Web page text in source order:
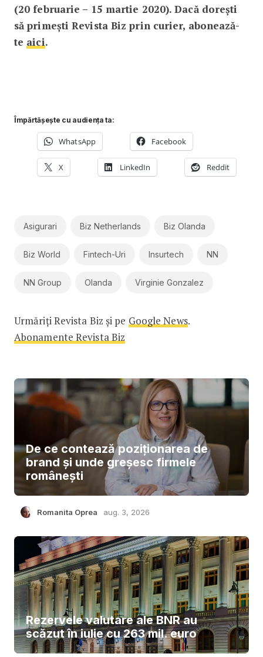
(20 februarie – 15 martie 2020). Dacă dorești
să primești Revista Biz prin curier, abonează-
te aici.
Împărtășește cu audiența ta:
WhatsApp Facebook
X LinkedIn Reddit
Asigurari Biz Netherlands Biz Olanda
Biz World Fintech-Uri Insurtech NN
NN Group Olanda Virginie Gonzalez
Urmăriți Revista Biz și pe Google News.
Abonamente Revista Biz
De ce contează poziționarea de
brand și unde greșesc firmele
românești
Romanita Oprea aug. 3, 2026
Rezervele valutare ale BNR au
scăzut în iulie cu 263 mil. euro